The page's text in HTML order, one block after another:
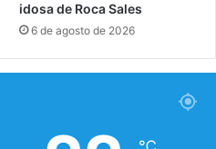
idosa de Roca Sales
6 de agosto de 2026